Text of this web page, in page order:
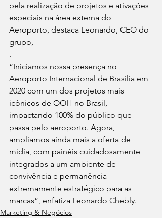
pela realização de projetos e ativações
especiais na área externa do
Aeroporto, destaca Leonardo, CEO do
grupo,
.
“Iniciamos nossa presença no
Aeroporto Internacional de Brasília em
2020 com um dos projetos mais
icônicos de OOH no Brasil,
impactando 100% do público que
passa pelo aeroporto. Agora,
ampliamos ainda mais a oferta de
mídia, com painéis cuidadosamente
integrados a um ambiente de
convivência e permanência
extremamente estratégico para as
marcas”, enfatiza Leonardo Chebly.
Marketing & Negócios